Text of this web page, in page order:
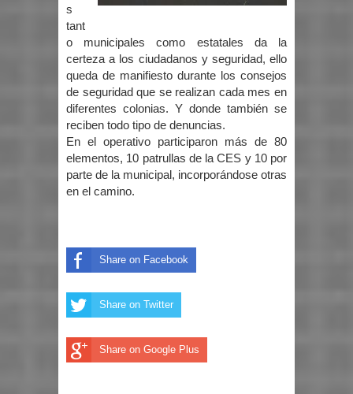
s
tant
o municipales como estatales da la
certeza a los ciudadanos y seguridad, ello
queda de manifiesto durante los consejos
de seguridad que se realizan cada mes en
diferentes colonias. Y donde también se
reciben todo tipo de denuncias.
En el operativo participaron más de 80
elementos, 10 patrullas de la CES y 10 por
parte de la municipal, incorporándose otras
en el camino.
Share on Facebook
Share on Twitter
Share on Google Plus